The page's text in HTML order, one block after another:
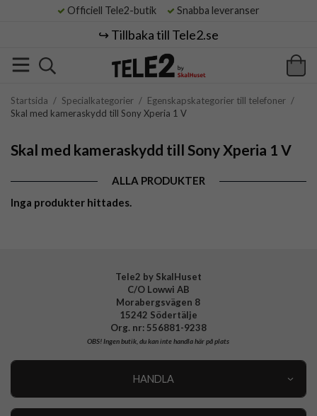
Officiell Tele2-butik Snabba leveranser
↪️ Tillbaka till Tele2.se
Startsida / Specialkategorier / Egenskapskategorier till telefoner /
Skal med kameraskydd till Sony Xperia 1 V
Skal med kameraskydd till Sony Xperia 1 V
ALLA PRODUKTER
Inga produkter hittades.
Tele2 by SkalHuset
C/O Lowwi AB
Morabergsvägen 8
15242 Södertälje
Org. nr: 556881-9238
OBS!Ingen butik, du kan inte handla här på plats
HANDLA